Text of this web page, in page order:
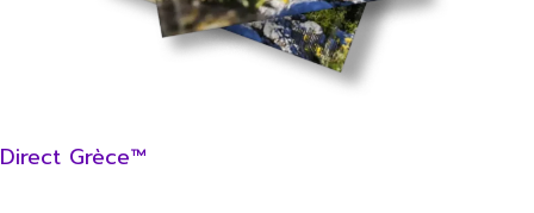
Direct Grèce™